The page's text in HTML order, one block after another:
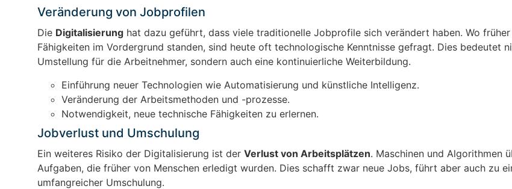
Veränderung von Jobprofilen
Die Digitalisierung hat dazu geführt, dass viele traditionelle Jobprofile sich verändert haben. Wo
Fähigkeiten im Vordergrund standen, sind heute oft technologische Kenntnisse gefragt. Dies bedeutet
Umstellung für die Arbeitnehmer, sondern auch eine kontinuierliche Weiterbildung.
Einführung neuer Technologien wie Automatisierung und künstliche Intelligenz.
Veränderung der Arbeitsmethoden und -prozesse.
Notwendigkeit, neue technische Fähigkeiten zu erlernen.
Jobverlust und Umschulung
Ein weiteres Risiko der Digitalisierung ist der Verlust von Arbeitsplätzen. Maschinen und Algorithmen
Aufgaben, die früher von Menschen erledigt wurden. Dies schafft zwar neue Jobs, führt aber auch zu
umfangreicher Umschulung.